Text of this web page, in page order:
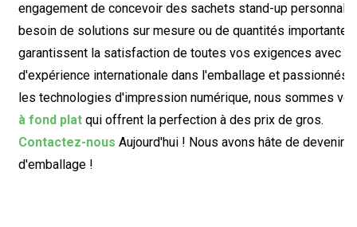
engagement de concevoir des sachets stand-up
besoin de solutions sur mesure ou de quantités
garantissent la satisfaction de toutes vos exigences avec
d'expérience internationale dans l'emballage et passionnés
les technologies d'impression numérique, nous sommes
à fond platqui offrent la perfection à des prix de gros.
Contactez-nous Aujourd'hui ! Nous avons hâte de devenir
d'emballage !